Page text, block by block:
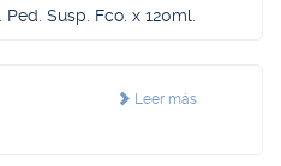
Susp. Fco. x 120ml.
Leer más